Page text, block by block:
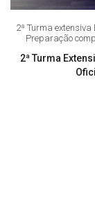
2ª Turma
Preparação
2ª Turma